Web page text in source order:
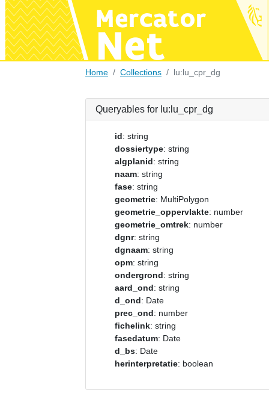
Home Collections lu:lu_cpr_dg
Queryables for lu:lu_cpr_dg
id: string
dossiertype: string
algplanid: string
naam: string
fase: string
geometrie: MultiPolygon
geometrie_oppervlakte: number
geometrie_omtrek: number
dgnr: string
dgnaam: string
opm: string
ondergrond: string
aard_ond: string
d_ond: Date
prec_ond: number
fichelink: string
fasedatum: Date
d_bs: Date
herinterpretatie: boolean